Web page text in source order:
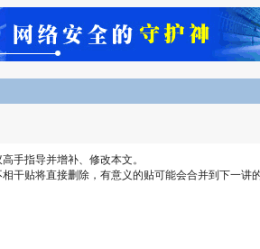
手指导并增补、修改本文。
干贴将直接删除，有意义的贴可能会合并到下一